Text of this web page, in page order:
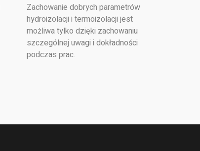
Zachowanie dobrych parametrów
hydroizolacji i termoizolacji jest
możliwa tylko dzięki zachowaniu
szczególnej uwagi i dokładności
podczas prac.